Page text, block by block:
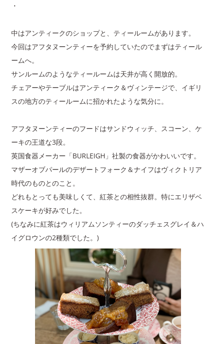
・
中はアンティークのショップと、ティールームがあります。
今回はアフタヌーンティーを予約していたのでまずはティール
ームへ。
サンルームのようなティールームは天井が高く開放的。
チェアーやテーブルはアンティーク＆ヴィンテージで、イギリ
スの地方のティールームに招かれたような気分に。
アフタヌーンティーのフードはサンドウィッチ、スコーン、ケ
ーキの王道な3段。
英国食器メーカー「BURLEIGH」社製の食器がかわいいです。
マザーオブパールのデザートフォーク＆ナイフはヴィクトリア
時代のものとのこと。
どれもとっても美味しくて、紅茶との相性抜群。特にエリザベ
スケーキが好みでした。
(ちなみに紅茶はウィリアムソンティーのダッチェスグレイ＆ハ
イグロウンの2種類でした。)